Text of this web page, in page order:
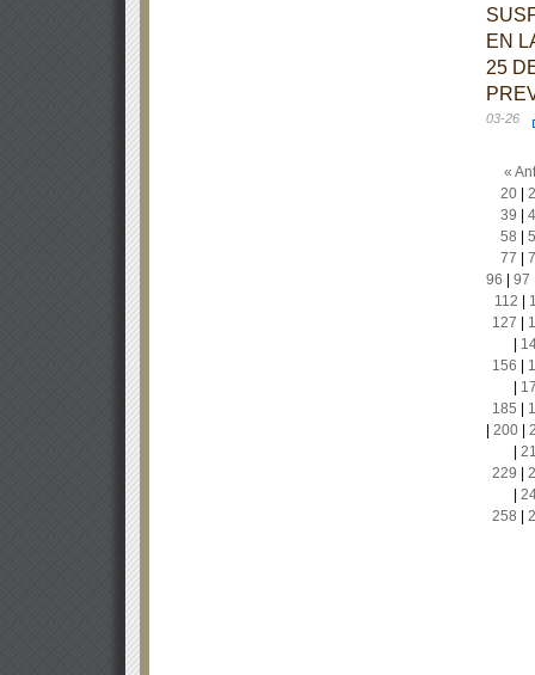
EN
25
03-26
«
20|
39
58
77
96
97
112
127
156
185
200|
229
258